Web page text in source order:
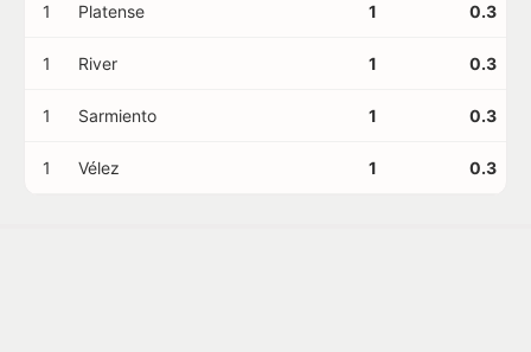
1 Platense 1 0.3
1 River 1 0.3
1 Sarmiento 1 0.3
1 Vélez 1 0.3